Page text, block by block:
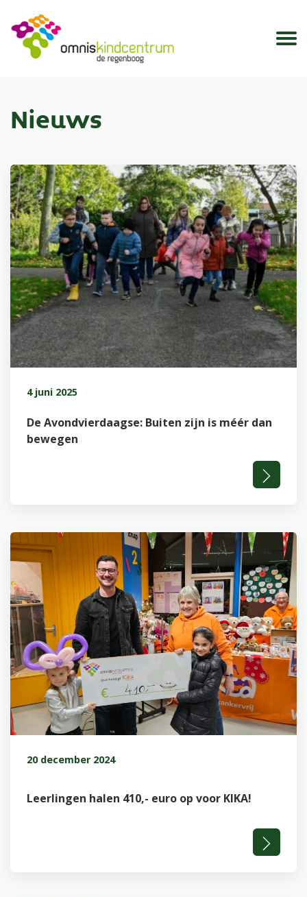
Nieuws
4 juni 2025
De Avondvierdaagse: Buiten zijn is méér dan
bewegen
20 december 2024
Leerlingen halen 410,- euro op voor KIKA!